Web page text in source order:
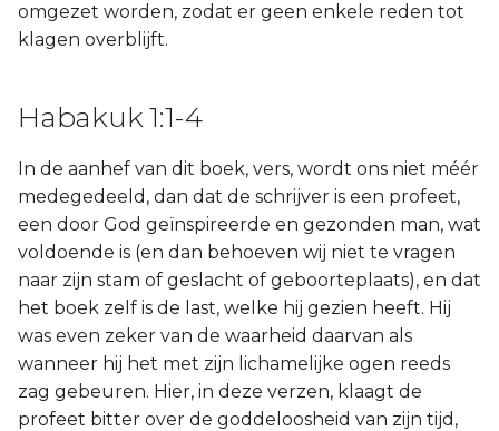
omgezet worden, zodat er geen enkele reden tot
klagen overblijft.
Habakuk 1:1-4
In de aanhef van dit boek, vers, wordt ons niet méér
medegedeeld, dan dat de schrijver is een profeet,
een door God geïnspireerde en gezonden man, wat
voldoende is (en dan behoeven wij niet te vragen
naar zijn stam of geslacht of geboorteplaats), en dat
het boek zelf is de last, welke hij gezien heeft. Hij
was even zeker van de waarheid daarvan als
wanneer hij het met zijn lichamelijke ogen reeds
zag gebeuren. Hier, in deze verzen, klaagt de
profeet bitter over de goddeloosheid van zijn tijd,